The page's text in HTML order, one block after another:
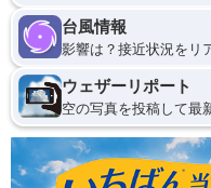
台風情報
影響は？接近状況をリ
ウェザーリポート
空の写真を投稿して最